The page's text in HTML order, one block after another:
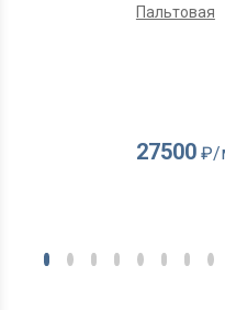
Пальтовая
27500₽/